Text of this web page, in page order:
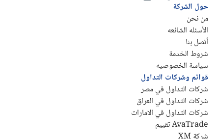
حول الشركة
من نحن
الأسئله الشائعه
أتصل بنا
شروط الخدمة
سياسة الخصوصيه
قوائم وشركات التداول
شركات التداول في مصر
شركات التداول في العراق
شركات التداول في الامارات
AvaTrade تقييم